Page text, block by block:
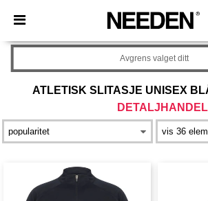
× Needen-app
Bedre priser i appen!
ATLETISK SLITASJE UNISEX
DETALJHANDEL
Avgrens valget ditt